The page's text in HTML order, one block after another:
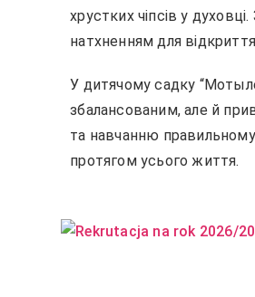
хрустких чіпсів у
натхненням для
У дитячому садку
збалансованим, але й
та навчанню
протягом усього життя.